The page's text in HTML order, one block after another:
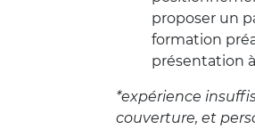
proposer un
formation
présentation
*expérience
couverture, et